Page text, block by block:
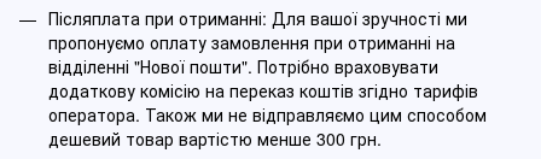
Післяплата при отриманні: Для вашої зручності ми
пропонуємо оплату замовлення при отриманні на
відділенні "Нової пошти". Потрібно враховувати
додаткову комісію на переказ коштів згідно тарифів
оператора. Також ми не відправляємо цим способом
дешевий товар вартістю менше 300 грн.